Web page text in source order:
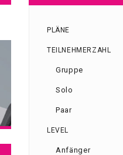
PLÄNE
TEILNEHMERZAHL
Gruppe
Solo
Paar
LEVEL
Anfänger